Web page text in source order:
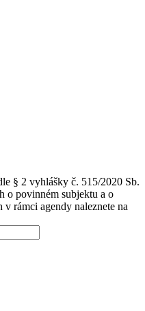
§ 2 vyhlášky č. 515/2020 Sb.
o povinném subjektu a o
rámci agendy naleznete na